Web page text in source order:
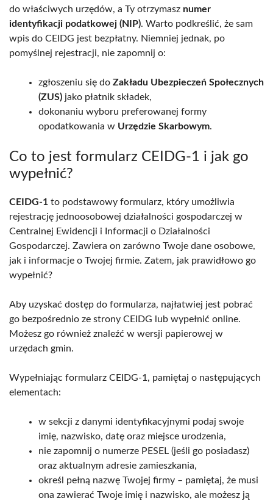
do właściwych urzędów, a Ty otrzymasz numer
identyfikacji podatkowej (NIP). Warto podkreślić, że sam
wpis do CEIDG jest bezpłatny. Niemniej jednak, po
pomyślnej rejestracji, nie zapomnij o:
zgłoszeniu się do Zakładu Ubezpieczeń Społecznych
(ZUS) jako płatnik składek,
dokonaniu wyboru preferowanej formy
opodatkowania w Urzędzie Skarbowym.
Co to jest formularz CEIDG-1 i jak go
wypełnić?
CEIDG-1 to podstawowy formularz, który umożliwia
rejestrację jednoosobowej działalności gospodarczej w
Centralnej Ewidencji i Informacji o Działalności
Gospodarczej. Zawiera on zarówno Twoje dane osobowe,
jak i informacje o Twojej firmie. Zatem, jak prawidłowo go
wypełnić?
Aby uzyskać dostęp do formularza, najłatwiej jest pobrać
go bezpośrednio ze strony CEIDG lub wypełnić online.
Możesz go również znaleźć w wersji papierowej w
urzędach gmin.
Wypełniając formularz CEIDG-1, pamiętaj o następujących
elementach:
w sekcji z danymi identyfikacyjnymi podaj swoje
imię, nazwisko, datę oraz miejsce urodzenia,
nie zapomnij o numerze PESEL (jeśli go posiadasz)
oraz aktualnym adresie zamieszkania,
określ pełną nazwę Twojej firmy – pamiętaj, że musi
ona zawierać Twoje imię i nazwisko, ale możesz ją